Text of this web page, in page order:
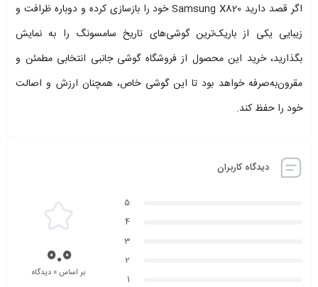
اگر قصد دارید Samsung X820 خود را بازسازی کرده و دوباره ظرافت و
زیبایی یکی از باریک‌ترین گوشی‌های تاریخ سامسونگ را به نمایش
بگذارید، خرید این محصول از فروشگاه گوشی جانبی انتخابی مطمئن و
مقرون‌به‌صرفه خواهد بود تا این گوشی خاص، همچنان ارزش و اصالت
خود را حفظ کند.
دیدگاه کاربران
5
4
3
2
1
0.0بر اساس 0 دیدگاه